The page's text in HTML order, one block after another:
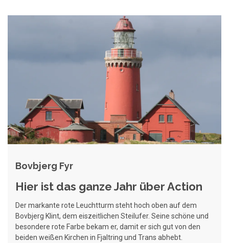
Bovbjerg Fyr
Hier ist das ganze Jahr über Action
Der markante rote Leuchtturm steht hoch oben auf dem
Bovbjerg Klint, dem eiszeitlichen Steilufer. Seine schöne und
besondere rote Farbe bekam er, damit er sich gut von den
beiden weißen Kirchen in Fjaltring und Trans abhebt.